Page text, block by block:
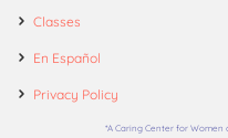
Classes
En Español
Privacy Policy
*A Caring Center for